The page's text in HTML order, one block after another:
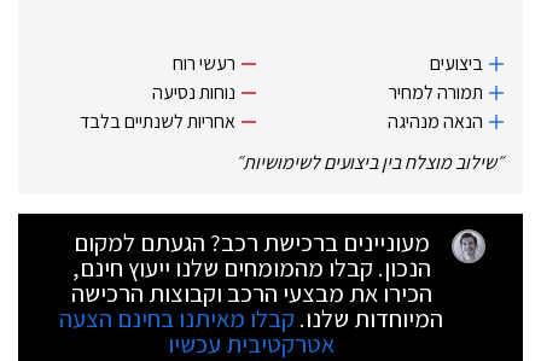
ביצועים
תמורה למחיר
הנאה מנהיגה
רעשי רוח
נוחות נסיעה
אחריות לשנתיים בלבד
״שילוב מוצלח בין ביצועים לשימושיות״
מעוניינים ברכישת רכב? הגעתם למקום
הנכון. קבלו מהמומחים שלנו ייעוץ חינם,
הכירו את מבצעי הרכב וקבוצות הרכישה
המיוחדות שלנו. קבלו מאיתנו בחינם הצעה
אטרקטיבית עכשיו